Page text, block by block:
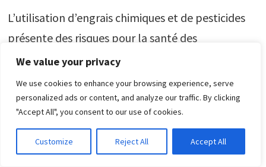
We value your privacy
We use cookies to enhance your browsing experience, serve
personalized ads or content, and analyze our traffic. By clicking
"Accept All", you consent to our use of cookies.
Customize Reject All Accept All
L’utilisation d’engrais chimiques et de pesticides
présente des risques pour la santé des
arboriculteurs et des travailleurs agricoles, en
raison de l’exposition prolongée aux produits
chimiques. L’utilisation d’engrais biologiques
réduit considérablement cette exposition et
protège non seulement la santé des travailleurs,
mais aussi celle des consommateurs des produits